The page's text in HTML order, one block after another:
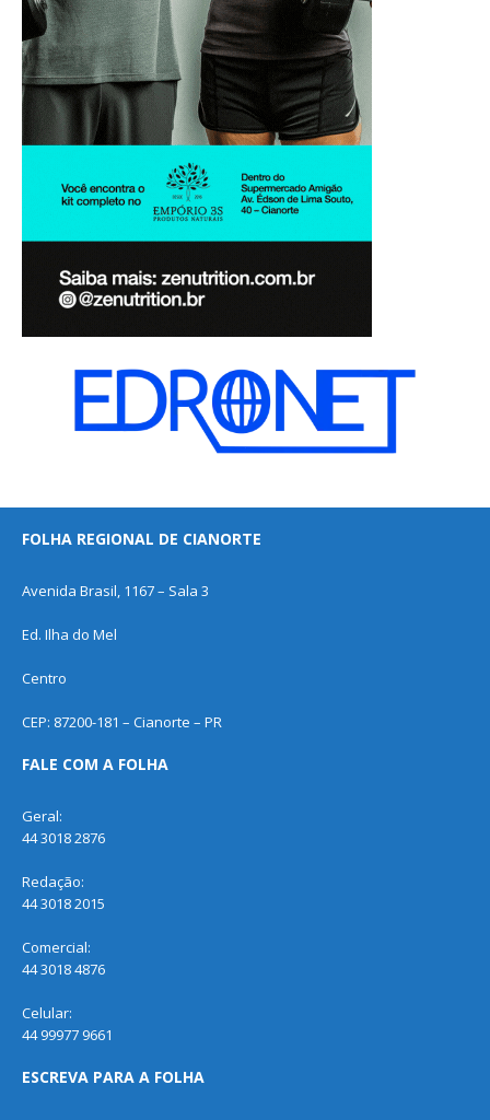
FOLHA REGIONAL DE CIANORTE
Avenida Brasil, 1167 – Sala 3
Ed. Ilha do Mel
Centro
CEP: 87200-181 – Cianorte – PR
FALE COM A FOLHA
Geral:
44 3018 2876
Redação:
44 3018 2015
Comercial:
44 3018 4876
Celular:
44 99977 9661
ESCREVA PARA A FOLHA